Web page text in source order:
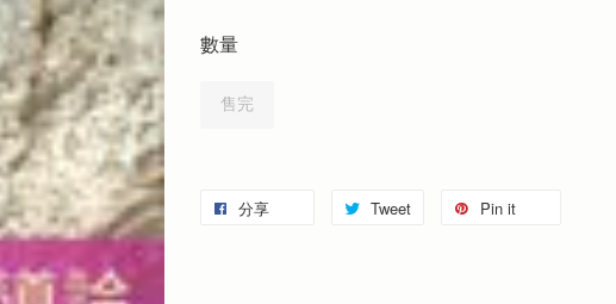
數量
售完
分享 Tweet Pin it